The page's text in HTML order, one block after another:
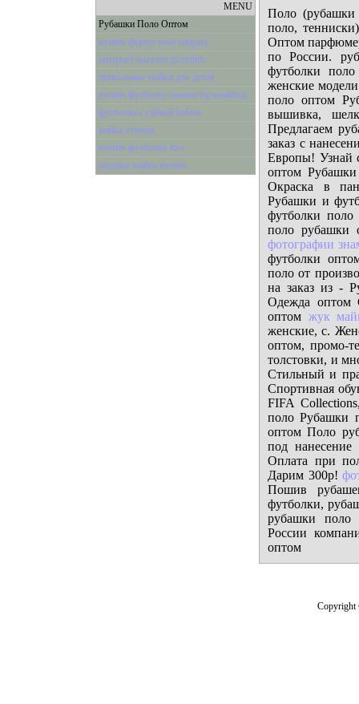
MENU
Рубашки Поло Оптом
купить форму реал мадрид
интернет магазин rjcvtnbrb
прикольные майки для детей
купить футболку манчестер юнайтед
футболка с губкой бобом
майка утяжка
купить футболку kiss
модные майки купить
Поло
поло,
Оптом
по России.
футболки
женские
поло оптом
вышивка,
Предлагаем
заказ с
Европы! Узнай
оптом
Окраска в
Рубашки и
футболки
поло рубашки
фотографии
футболки
поло от
на заказ из -
Одежда оптом
оптом жук
женские, с.
оптом, промо-
толстовки, и
Стильный и
Спортивная
FIFA
поло Рубашки
оптом Поло
под
Оплата при
Дарим 300р!
Пошив
футболки,
рубашки поло
России
оптом
Copyright